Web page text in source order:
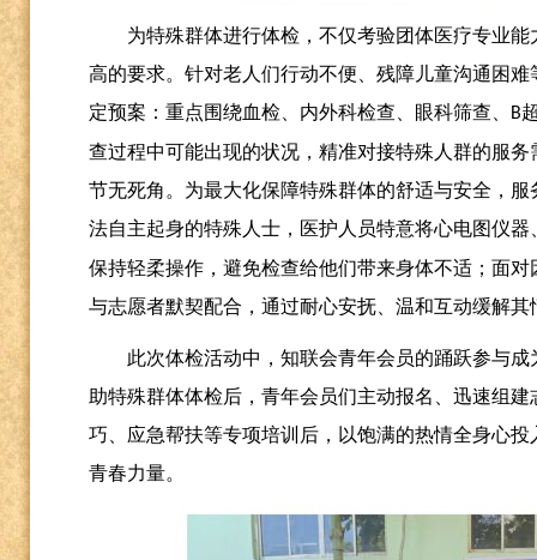
为特殊群体进行体检，不仅考验团体医疗专业
高的要求。针对老人们行动不便、残障儿童沟通困
定预案：重点围绕血检、内外科检查、眼科筛查、 B
查过程中可能出现的状况，精准对接特殊人群的服
节无死角。为最大化保障特殊群体的舒适与安全，
法自主起身的特殊人士，医护人员特意将心电图仪器
保持轻柔操作，避免检查给他们带来身体不适；面
与志愿者默契配合，通过耐心安抚、温和互动缓解
此次体检活动中，知联会青年会员的踊跃参与
助特殊群体体检后，青年会员们主动报名、迅速组
巧、应急帮扶等专项培训后，以饱满的热情全身心
青春力量。